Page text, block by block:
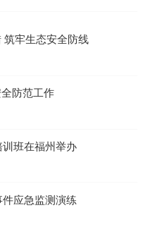
筑牢生态安全防线
防范工作
班在福州举办
应急监测演练